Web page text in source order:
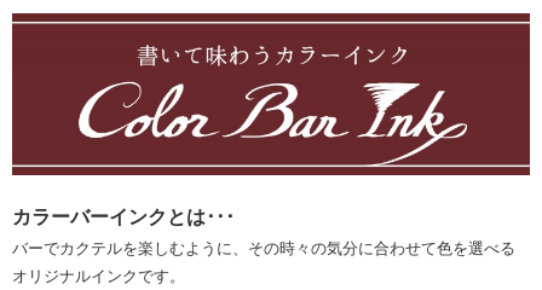
カラーバーインクとは･･･
バーでカクテルを楽しむように、その時々の気分に合わせて色を選べる
オリジナルインクです。